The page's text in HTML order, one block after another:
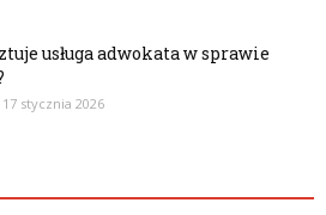
usługa adwokata w sprawie
17 stycznia 2026